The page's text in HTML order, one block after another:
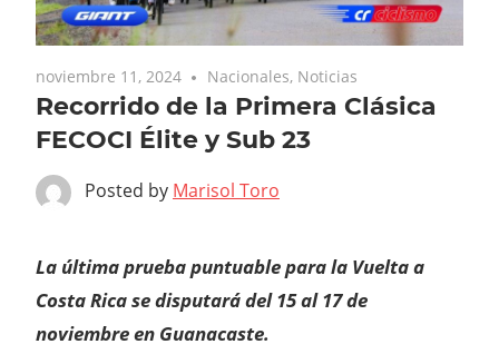
noviembre 11, 2024 Nacionales, Noticias
Recorrido de la Primera Clásica
FECOCI Élite y Sub 23
Posted by Marisol Toro
La última prueba puntuable para la Vuelta a
Costa Rica se disputará del 15 al 17 de
noviembre en Guanacaste.